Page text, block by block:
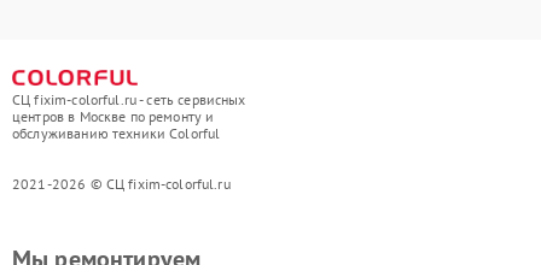
СЦ fixim-colorful.ru - сеть сервисных
центров в Москве по ремонту и
обслуживанию техники Colorful
2021-2026 © СЦ fixim-colorful.ru